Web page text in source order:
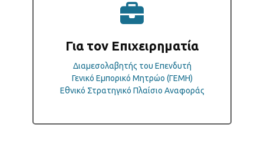
Για τον Επιχειρηματία
Διαμεσολαβητής του Επενδυτή
Γενικό Εμπορικό Μητρώο (ΓΕΜΗ)
Εθνικό Στρατηγικό Πλαίσιο Αναφοράς